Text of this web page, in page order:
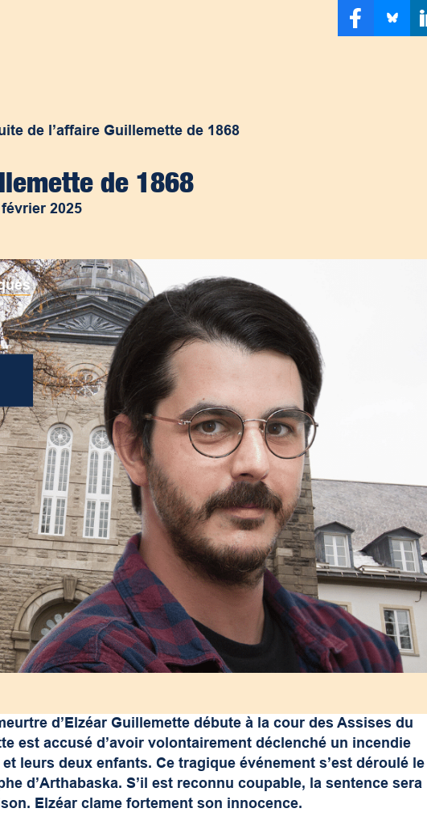
de l’affaire Guillemette de 1868
de 1868
février 2025
d’Elzéar Guillemette débute à la cour des Assises du
est accusé d’avoir volontairement déclenché un incendie
leurs deux enfants. Ce tragique événement s’est déroulé le
d’Arthabaska. S’il est reconnu coupable, la sentence sera
Elzéar clame fortement son innocence.